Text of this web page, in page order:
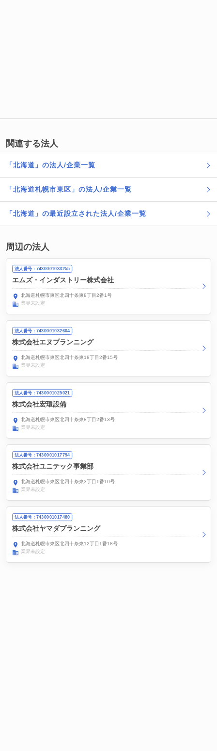
関連する法人
「北海道」の法人/企業一覧
「北海道札幌市東区」の法人/企業一覧
「北海道」の最近設立された法人/企業一覧
周辺の法人
法人番号：7430001033255
エムズ・インダストリー株式会社
北海道札幌市東区北四十条東8丁目2番1号
業界未設定
法人番号：7430001032604
株式会社エヌプランニング
北海道札幌市東区北四十条東18丁目2番15号
業界未設定
法人番号：7430001025021
株式会社宏環設備
北海道札幌市東区北四十条東8丁目2番13号
業界未設定
法人番号：7430001017794
株式会社ユニテック事業部
北海道札幌市東区北四十条東3丁目1番10号
業界未設定
法人番号：7430001017480
株式会社ヤマダプランニング
北海道札幌市東区北四十条東12丁目1番18号
業界未設定